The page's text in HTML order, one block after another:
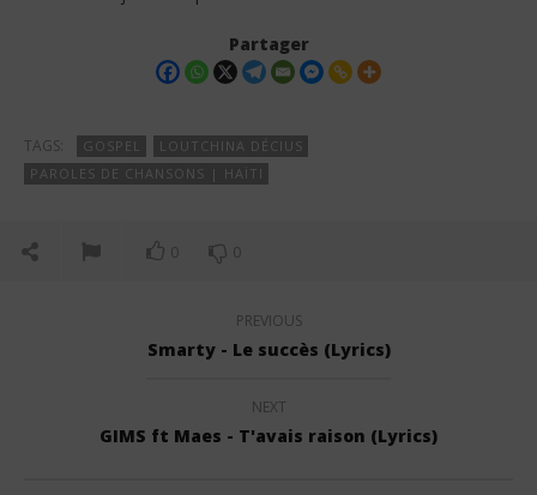
Partager
TAGS: GOSPEL
LOUTCHINA DÉCIUS
PAROLES DE CHANSONS | HAÏTI
0 0
PREVIOUS
Smarty - Le succès (Lyrics)
NEXT
GIMS ft Maes - T'avais raison (Lyrics)